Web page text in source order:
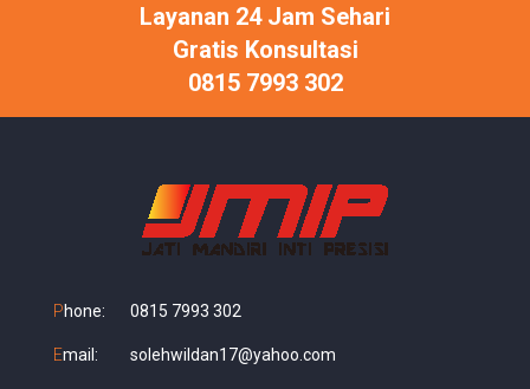
Layanan 24 Jam Sehari
Gratis Konsultasi
0815 7993 302
Phone: 0815 7993 302
Email: solehwildan17@yahoo.com